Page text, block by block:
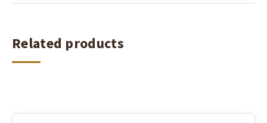
Related products